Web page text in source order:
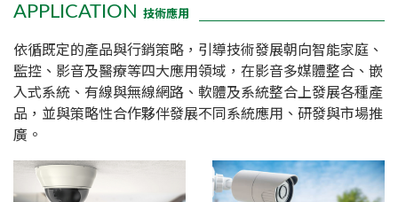
APPLICATION 技術應用
依循既定的產品與行銷策略，引導技術發展朝向智能家庭、
監控、影音及醫療等四大應用領域，在影音多媒體整合、嵌
入式系統、 有線與無線網路、軟體及系統整合上發展各種產
品，並與策略性合作夥伴發展不同系統應用、研發與市場推
廣。